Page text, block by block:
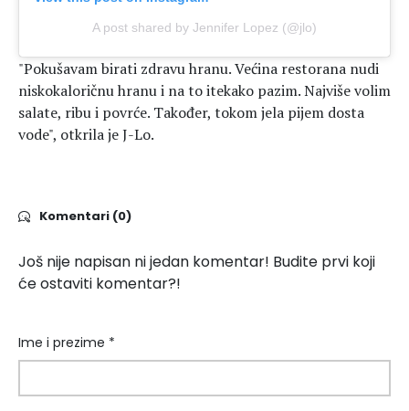
A post shared by Jennifer Lopez (@jlo)
"Pokušavam birati zdravu hranu. Većina restorana nudi
niskokaloričnu hranu i na to itekako pazim. Najviše volim
salate, ribu i povrće. Također, tokom jela pijem dosta
vode", otkrila je J-Lo.
Komentari (0)
Još nije napisan ni jedan komentar! Budite prvi koji
će ostaviti komentar?!
Ime i prezime *